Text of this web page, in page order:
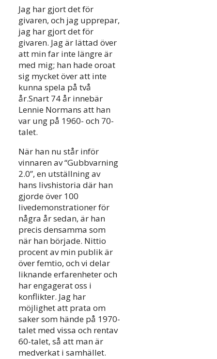
Jag har gjort det för
givaren, och jag upprepar,
jag har gjort det för
givaren. Jag är lättad över
att min far inte längre är
med mig; han hade oroat
sig mycket över att inte
kunna spela på två
år.Snart 74 år innebär
Lennie Normans att han
var ung på 1960- och 70-
talet.
När han nu står inför
vinnaren av “Gubbvarning
2.0”, en utställning av
hans livshistoria där han
gjorde över 100
livedemonstrationer för
några år sedan, är han
precis densamma som
när han började. Nittio
procent av min publik är
över femtio, och vi delar
liknande erfarenheter och
har engagerat oss i
konflikter. Jag har
möjlighet att prata om
saker som hände på 1970-
talet med vissa och rentav
60-talet, så att man är
medverkat i samhället.